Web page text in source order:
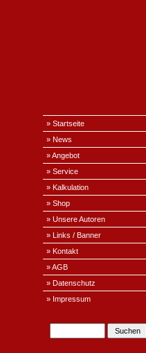
» Startseite
» News
» Angebot
» Service
» Kalkulation
» Shop
» Unsere Autoren
» Links / Banner
» Kontakt
» AGB
» Datenschutz
» Impressum